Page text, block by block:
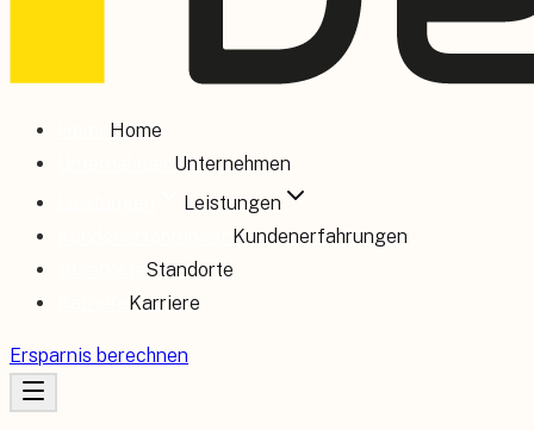
Home
Unternehmen
Leistungen
Kundenerfahrungen
Standorte
Karriere
Ersparnis berechnen